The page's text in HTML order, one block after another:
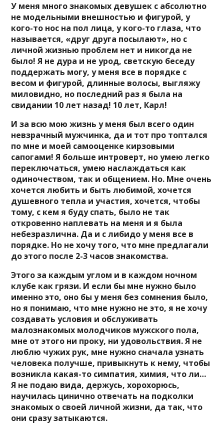
У меня много знакомых девушек с абсолютно
не модельными внешностью и фигурой, у
кого-то нос на пол лица, у кого-то глаза, что
называется, «друг друга посылают», но с
личной жизнью проблем нет и никогда не
было! Я не дура и не урод, светскую беседу
поддержать могу, у меня все в порядке с
весом и фигурой, длинные волосы, выгляжу
миловидно, но последний раз я была на
свидании 10 лет назад! 10 лет, Карл!
И за всю мою жизнь у меня был всего один
невзрачный мужчинка, да и тот про топтался
по мне и моей самооценке кирзовыми
сапогами! Я больше интроверт, но умею легко
переключаться, умею наслаждаться как
одиночеством, так и общением. Но. Мне очень
хочется любить и быть любимой, хочется
душевного тепла и участия, хочется, чтобы
тому, с кем я буду спать, было не так
откровенно наплевать на меня и я была
небезразлична. Да и с либидо у меня все в
порядке. Но не хочу того, что мне предлагали
до этого после 2-3 часов знакомства.
Этого за каждым углом и в каждом ночном
клубе как грязи. И если бы мне нужно было
именно это, оно бы у меня без сомнения было,
но я понимаю, что мне нужно не это, я не хочу
создавать условия и обслуживать
малознакомых молодчиков мужского пола,
мне от этого ни проку, ни удовольствия. Я не
люблю чужих рук, мне нужно сначала узнать
человека получше, привыкнуть к нему, чтобы
возникла какая-то симпатия, химия, что ли…
Я не подаю вида, держусь, хорохорюсь,
научилась цинично отвечать на подколки
знакомых о своей личной жизни, да так, что
они сразу затыкаются.